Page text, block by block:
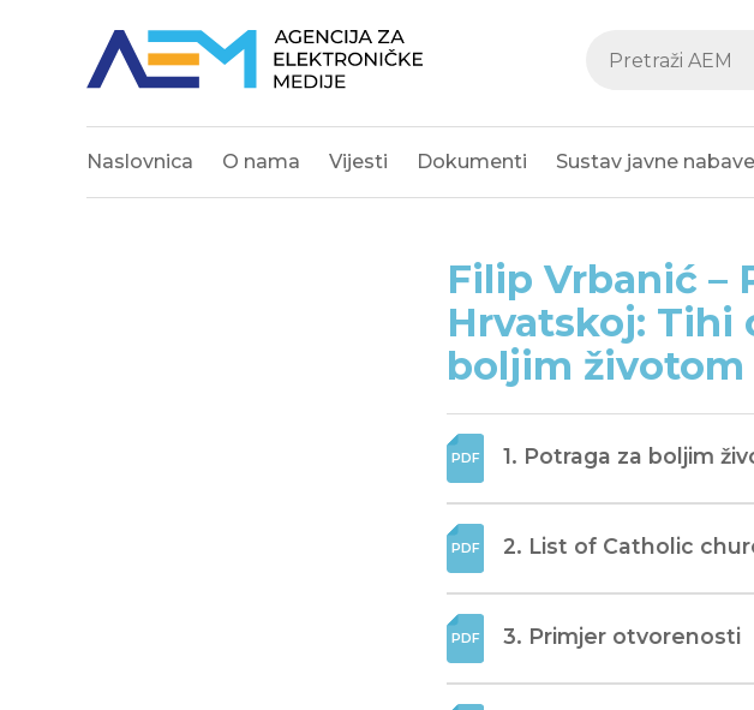
Naslovnica O nama Vijesti Dokumenti Sustav javne nabave
Filip Vrbanić –
Hrvatskoj: Tihi
boljim životom
1. Potraga za boljim
2. List of Catholic
3. Primjer otvorenosti